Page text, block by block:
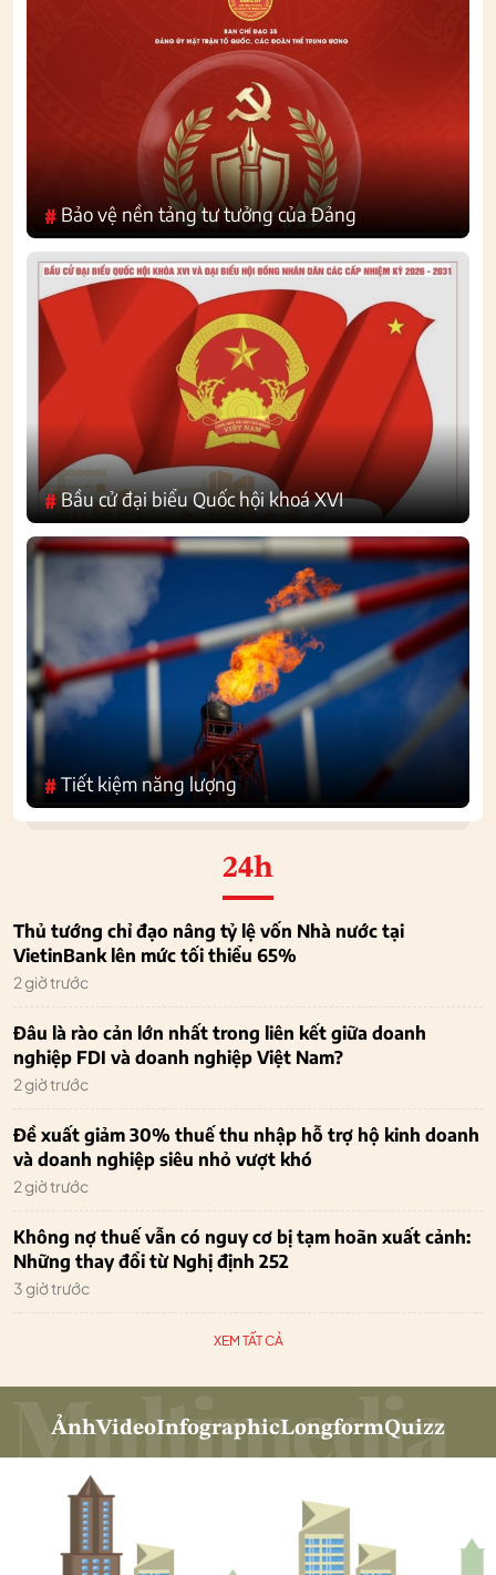
# Bảo vệ nền tảng tư tưởng của Đảng
#Bầu cử đại biểu Quốc hội khoá XVI
#Tiết kiệm năng lượng
24h
Thủ tướng chỉ đạo nâng tỷ lệ vốn Nhà nước tại
VietinBank lên mức tối thiểu 65%
2 giờ trước
Đâu là rào cản lớn nhất trong liên kết giữa doanh
nghiệp FDI và doanh nghiệp Việt Nam?
2 giờ trước
Đề xuất giảm 30% thuế thu nhập hỗ trợ hộ kinh doanh
và doanh nghiệp siêu nhỏ vượt khó
2 giờ trước
Không nợ thuế vẫn có nguy cơ bị tạm hoãn xuất cảnh:
Những thay đổi từ Nghị định 252
3 giờ trước
XEM TẤT CẢ
ẢnhVideoInfographicLongformQuizz